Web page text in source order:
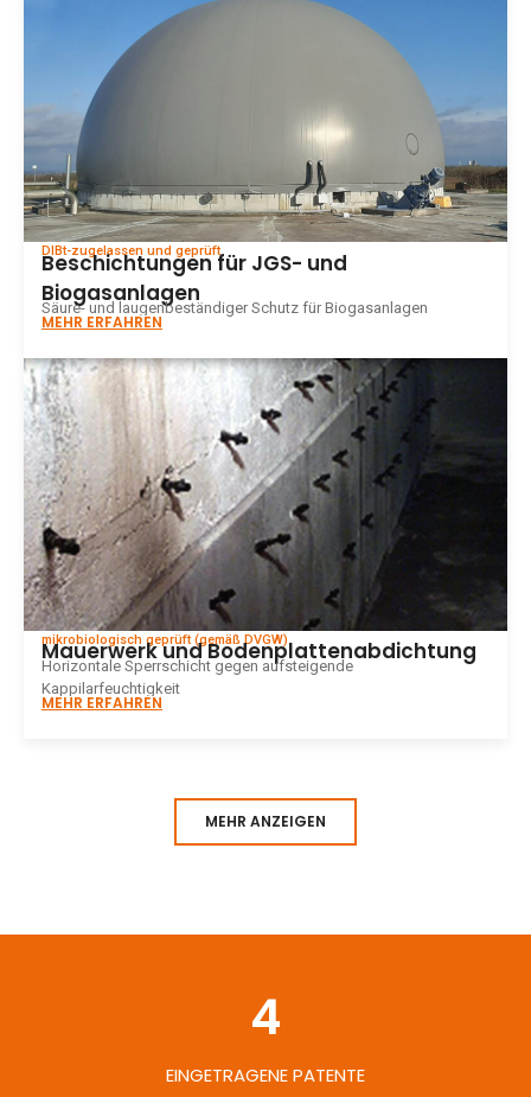
DIBt-zugelassen und geprüft
Beschichtungen für JGS- und
Biogasanlagen
Säure- und laugenbeständiger Schutz für Biogasanlagen
MEHR ERFAHREN
mikrobiologisch geprüft (gemäß DVGW)
Mauerwerk und Bodenplattenabdichtung
Horizontale Sperrschicht gegen aufsteigende
Kappilarfeuchtigkeit
MEHR ERFAHREN
MEHR ANZEIGEN
EINGETRAGENE PATENTE
4